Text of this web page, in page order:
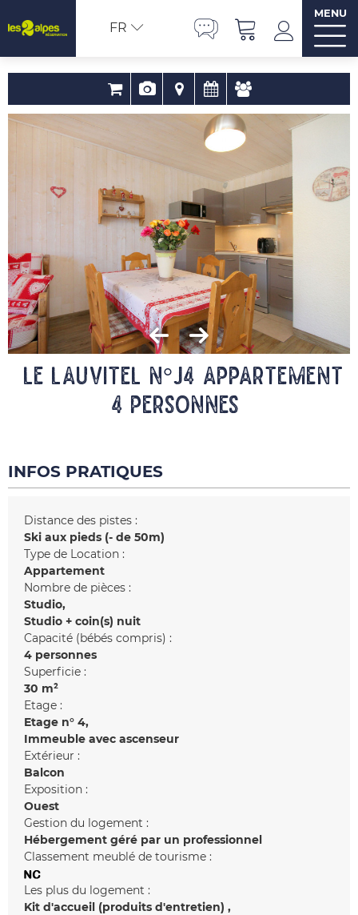
FR
MENU
LE LAUVITEL N°J4 Appartement
4 personnes
INFOS PRATIQUES
Distance des pistes :
Ski aux pieds (- de 50m)
Type de Location :
Appartement
Nombre de pièces :
Studio
Studio + coin(s) nuit
Capacité (bébés compris) :
4 personnes
Superficie :
30 m²
Etage :
Etage n° 4
Immeuble avec ascenseur
Extérieur :
Balcon
Exposition :
Ouest
Gestion du logement :
Hébergement géré par un professionnel
Classement meublé de tourisme :
Les plus du logement :
Kit d'accueil (produits d'entretien)